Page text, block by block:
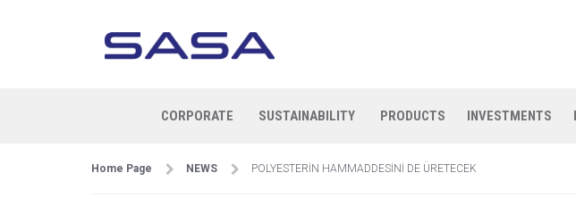
CORPORATE SUSTAINABILITY PRODUCTS INVESTMENTS
Home Page NEWS POLYESTERİN HAMMADDESİNİ DE ÜRETECEK